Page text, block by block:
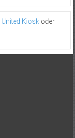
United Kioskoder